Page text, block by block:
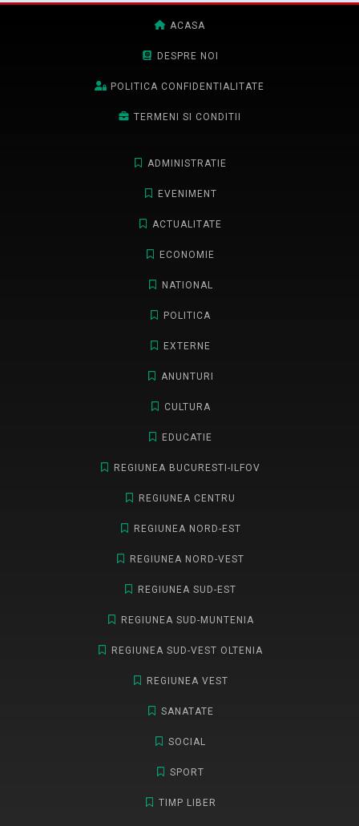
ACASA
DESPRE NOI
POLITICA CONFIDENTIALITATE
TERMENI SI CONDITII
ADMINISTRATIE
EVENIMENT
ACTUALITATE
ECONOMIE
NATIONAL
POLITICA
EXTERNE
ANUNTURI
CULTURA
EDUCATIE
REGIUNEA BUCURESTI-ILFOV
REGIUNEA CENTRU
REGIUNEA NORD-EST
REGIUNEA NORD-VEST
REGIUNEA SUD-EST
REGIUNEA SUD-MUNTENIA
REGIUNEA SUD-VEST OLTENIA
REGIUNEA VEST
SANATATE
SOCIAL
SPORT
TIMP LIBER